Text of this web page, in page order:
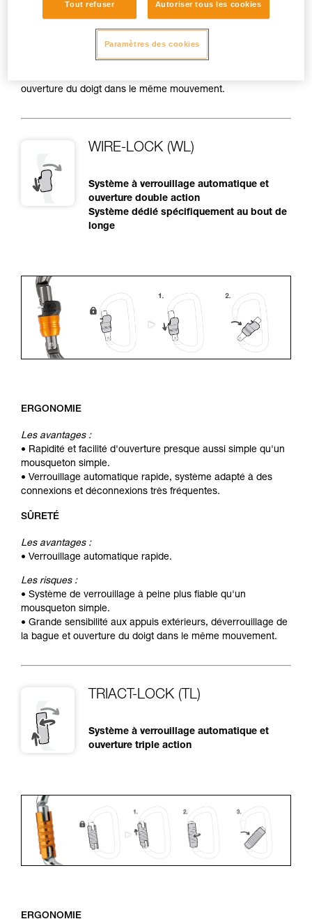
fermeture du mousqueton (par exemple une sangle coincée
entre le bec et le doigt). L'utilisateur doit vérifier que son
mousqueton est bien fermé et verrouillé, même s'il utilise un
système à verrouillage automatique.
• Sensibilité aux frottements par la corde ou l'équipement,
ouverture du doigt dans le même mouvement.
WIRE-LOCK (WL)
Système à verrouillage automatique et
ouverture double action
Système dédié spécifiquement au bout de
longe
ERGONOMIE
Les avantages :
• Rapidité et facilité d'ouverture presque aussi simple qu'un
mousqueton simple.
• Verrouillage automatique rapide, système adapté à des
connexions et déconnexions très fréquentes.
SÛRETÉ
Les avantages :
• Verrouillage automatique rapide.
Les risques :
• Système de verrouillage à peine plus fiable qu'un
mousqueton simple.
• Grande sensibilité aux appuis extérieurs, déverrouillage de
la bague et ouverture du doigt dans le même mouvement.
TRIACT-LOCK (TL)
Système à verrouillage automatique et
ouverture triple action
ERGONOMIE
Tout refuser Autoriser tous les cookies
Paramètres des cookies